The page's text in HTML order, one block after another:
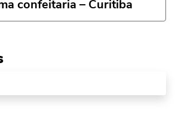
confeitaria – Curitiba